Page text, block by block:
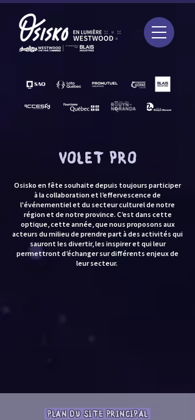
VOLET PRO
Osisko en fête souhaite depuis toujours participer
à la collaboration et l’effervescence de
l'événementiel et du secteur culturel de notre
région et de notre province. C’est dans cette
optique, cette année, que nous proposons aux
acteurs du milieu de prendre part à des activités qui
sauront les divertir, les inspirer et qui leur
permettront d’échanger sur différents enjeux de
leur secteur.
PLAN DU SITE PRINCIPAL